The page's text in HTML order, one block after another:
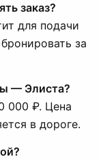
заказ?
для подачи
за
— Элиста?
000 ₽. Цена
в дороге.